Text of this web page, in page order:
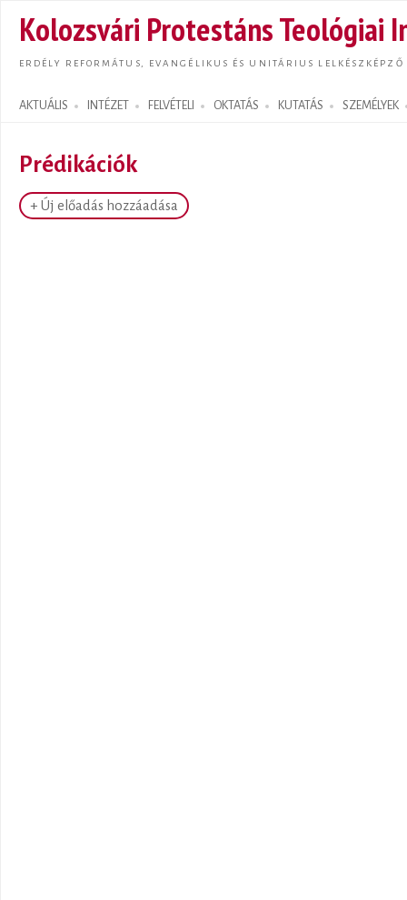
Kolozsvári Protestáns Teológiai
ERDÉLY REFORMÁTUS, EVANGÉLIKUS ÉS UNITÁRIUS LELKÉSZKÉPZŐ
AKTUÁLIS INTÉZET FELVÉTELI OKTATÁS KUTATÁS SZEMÉLYEK
Search form
Prédikációk
+ Új előadás hozzáadása